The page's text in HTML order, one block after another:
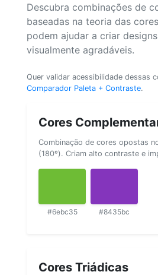
Descubra combinações de
baseadas na teoria das
podem ajudar a criar
visualmente agradáveis.
Quer validar acessibilidade dessas
Comparador Paleta + Contraste.
Cores
Combinação de cores opostas
(180º). Criam alto contraste e
#6ebc35 #8435bc
Cores Triádicas